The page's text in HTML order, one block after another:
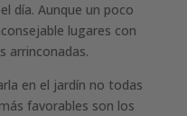
día. Aunque un poco
lugares con
arrinconadas.
en el jardín no todas
favorables son los